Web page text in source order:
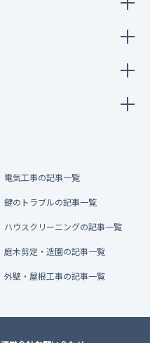
電気工事の記事一覧
鍵のトラブルの記事一覧
ハウスクリーニングの記事一覧
庭木剪定・造園の記事一覧
外壁・屋根工事の記事一覧